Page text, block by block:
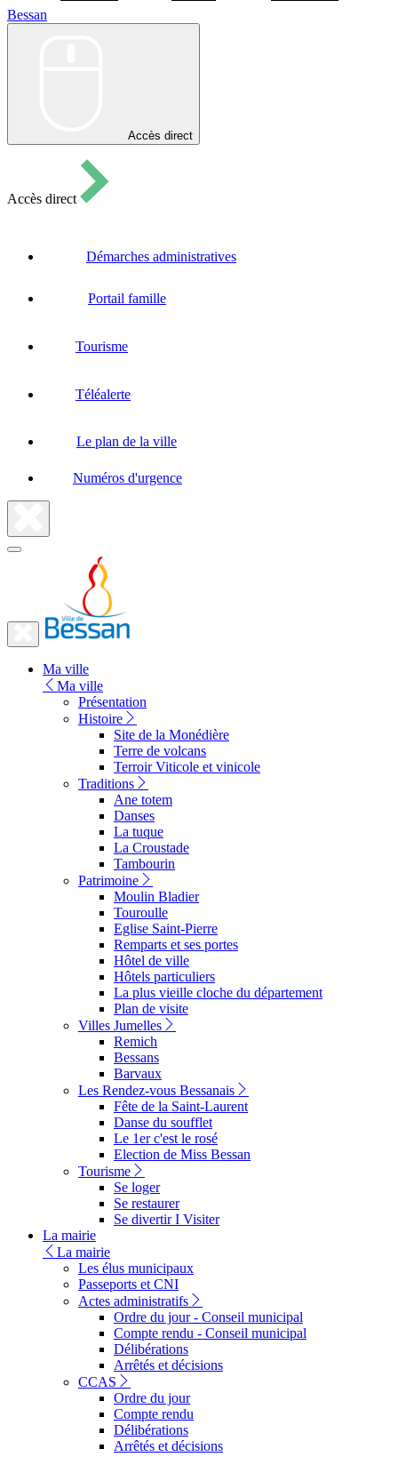
Bessan
Accès direct
Accès direct
Démarches administratives
Portail famille
Tourisme
Téléalerte
Le plan de la ville
Numéros d'urgence
Fermer
Fermer
vers
Ma ville
Ma ville
Présentation
Histoire
Site de la Monédière
Terre de volcans
Terroir Viticole et vinicole
Traditions
Ane totem
Danses
La tuque
La Croustade
Tambourin
Patrimoine
Moulin Bladier
Touroulle
Eglise Saint-Pierre
Remparts et ses portes
Hôtel de ville
Hôtels particuliers
La plus vieille cloche du département
Plan de visite
Villes Jumelles
Remich
Bessans
Barvaux
Les Rendez-vous Bessanais
Fête de la Saint-Laurent
Danse du soufflet
Le 1er c'est le rosé
Election de Miss Bessan
Tourisme
Se loger
Se restaurer
Se divertir I Visiter
La mairie
La mairie
Les élus municipaux
Passeports et CNI
Actes administratifs
Ordre du jour - Conseil municipal
Compte rendu - Conseil municipal
Délibérations
Arrêtés et décisions
CCAS
Ordre du jour
Compte rendu
Délibérations
Arrêtés et décisions